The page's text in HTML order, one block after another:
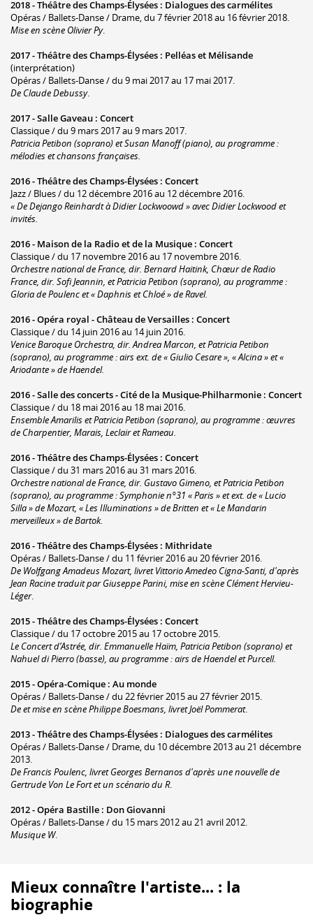
2018 -Théâtre des Champs-Élysées : Dialogues des carmélites
Opéras / Ballets-Danse / Drame, du 7 février 2018 au 16 février 2018.
Mise en scène Olivier Py.
2017 -Théâtre des Champs-Élysées : Pelléas et Mélisande
(interprétation)
Opéras / Ballets-Danse / du 9 mai 2017 au 17 mai 2017.
De Claude Debussy.
2017 -Salle Gaveau : Concert
Classique / du 9 mars 2017 au 9 mars 2017.
Patricia Petibon (soprano) et Susan Manoff (piano), au programme :
mélodies et chansons françaises.
2016 -Théâtre des Champs-Élysées : Concert
Jazz / Blues / du 12 décembre 2016 au 12 décembre 2016.
« De Dejango Reinhardt à Didier Lockwoowd » avec Didier Lockwood et
invités.
2016 - Maison de la Radio et de la Musique : Concert
Classique / du 17 novembre 2016 au 17 novembre 2016.
Orchestre national de France, dir. Bernard Haitink, Chœur de Radio
France, dir. Sofi Jeannin, et Patricia Petibon (soprano), au programme :
Gloria de Poulenc et « Daphnis et Chloé » de Ravel.
2016 -Opéra royal - Château de Versailles : Concert
Classique / du 14 juin 2016 au 14 juin 2016.
Venice Baroque Orchestra, dir. Andrea Marcon, et Patricia Petibon
(soprano), au programme : airs ext. de « Giulio Cesare », « Alcina » et «
Ariodante » de Haendel.
2016 -Salle des concerts - Cité de la Musique-Philharmonie : Concert
Classique / du 18 mai 2016 au 18 mai 2016.
Ensemble Amarilis et Patricia Petibon (soprano), au programme : œuvres
de Charpentier, Marais, Leclair et Rameau.
2016 -Théâtre des Champs-Élysées : Concert
Classique / du 31 mars 2016 au 31 mars 2016.
Orchestre national de France, dir. Gustavo Gimeno, et Patricia Petibon
(soprano), au programme : Symphonie n°31 « Paris » et ext. de « Lucio
Silla » de Mozart, « Les Illuminations » de Britten et « Le Mandarin
merveilleux » de Bartok.
2016 -Théâtre des Champs-Élysées : Mithridate
Opéras / Ballets-Danse / du 11 février 2016 au 20 février 2016.
De Wolfgang Amadeus Mozart, livret Vittorio Amedeo Cigna-Santi, d'après
Jean Racine traduit par Giuseppe Parini, mise en scène Clément Hervieu-
Léger.
2015 -Théâtre des Champs-Élysées : Concert
Classique / du 17 octobre 2015 au 17 octobre 2015.
Le Concert d’Astrée, dir. Emmanuelle Haïm, Patricia Petibon (soprano) et
Nahuel di Pierro (basse), au programme : airs de Haendel et Purcell.
2015 -Opéra-Comique : Au monde
Opéras / Ballets-Danse / du 22 février 2015 au 27 février 2015.
De et mise en scène Philippe Boesmans, livret Joël Pommerat.
2013 -Théâtre des Champs-Élysées : Dialogues des carmélites
Opéras / Ballets-Danse / Drame, du 10 décembre 2013 au 21 décembre
2013.
De Francis Poulenc, livret Georges Bernanos d'après une nouvelle de
Gertrude Von Le Fort et un scénario du R.
2012 -Opéra Bastille : Don Giovanni
Opéras / Ballets-Danse / du 15 mars 2012 au 21 avril 2012.
Musique W.
Mieux connaître l'artiste... : la
biographie